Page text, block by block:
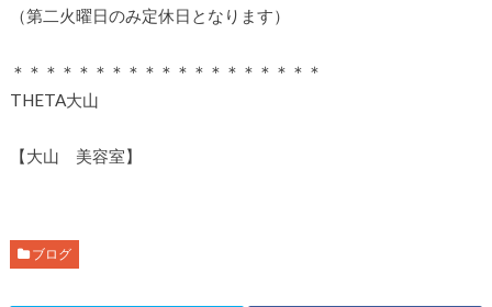
（第二火曜日のみ定休日となります）
＊＊＊＊＊＊＊＊＊＊＊＊＊＊＊＊＊＊＊
THETA大山
【大山 美容室】
ブログ